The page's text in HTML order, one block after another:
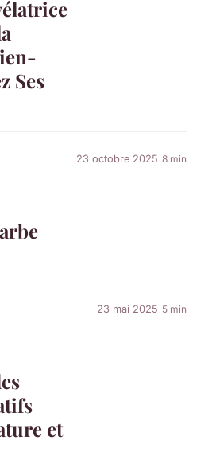
Ses
23 octobre 2025 8 min
et
23 mai 2025 5 min